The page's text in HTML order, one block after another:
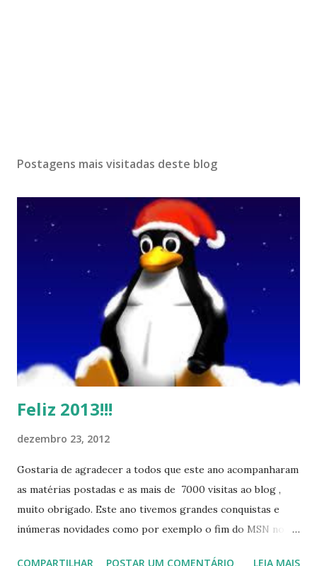
Postagens mais visitadas deste blog
Feliz 2013!!!
dezembro 23, 2012
Gostaria de agradecer a todos que este ano acompanharam
as matérias postadas e as mais de 7000 visitas ao blog ,
muito obrigado. Este ano tivemos grandes conquistas e
inúmeras novidades como por exemplo o fim do MSN no
COMPARTILHAR POSTAR UM COMENTÁRIO LEIA MAIS